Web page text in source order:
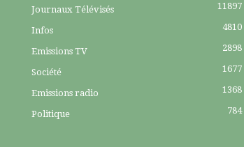
Journaux Télévisés 11897
Infos 4810
Emissions TV 2898
Société 1677
Emissions radio 1368
Politique 784